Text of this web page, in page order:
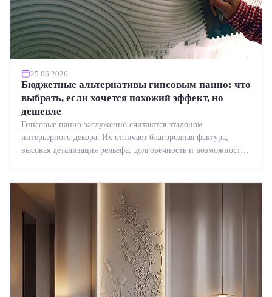
25.06.2026
Бюджетные альтернативы гипсовым панно: что
выбрать, если хочется похожий эффект, но
дешевле
Гипсовые панно заслуженно считаются эталоном
интерьерного декора. Их отличает благородная фактура,
высокая детализация рельефа, долговечность и возможность